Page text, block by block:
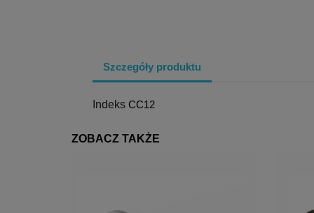
Szczegóły produktu
Indeks CC12
ZOBACZ TAKŻE